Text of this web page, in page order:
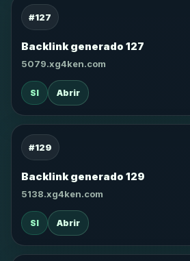
#127
Backlink generado 127
5079.xg4ken.com
SI Abrir
#129
Backlink generado 129
5138.xg4ken.com
SI Abrir